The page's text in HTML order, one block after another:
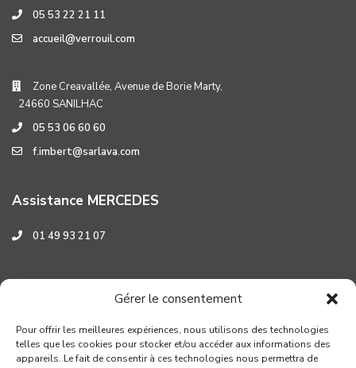
Gérer le consentement
Pour offrir les meilleures expériences, nous utilisons des technologies
telles que les cookies pour stocker et/ou accéder aux informations des
appareils. Le fait de consentir à ces technologies nous permettra de
05 53 22 21 11
accueil@verrouil.com
Zone Creavallée, Avenue de Borie Marty,
24660 SANILHAC
05 53 06 60 60
f.imbert@sarlava.com
Assistance MERCEDES
01 49 93 21 07
Assistance HYUNDAI